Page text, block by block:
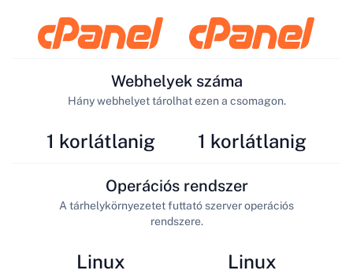
1 korlátlanig
Webhelyek száma
Hány webhelyet tárolhat ezen a csomagon.
1 korlátlanig
Linux
Operációs rendszer
A tárhelykörnyezetet futtató szerver operációs
rendszere.
Linux